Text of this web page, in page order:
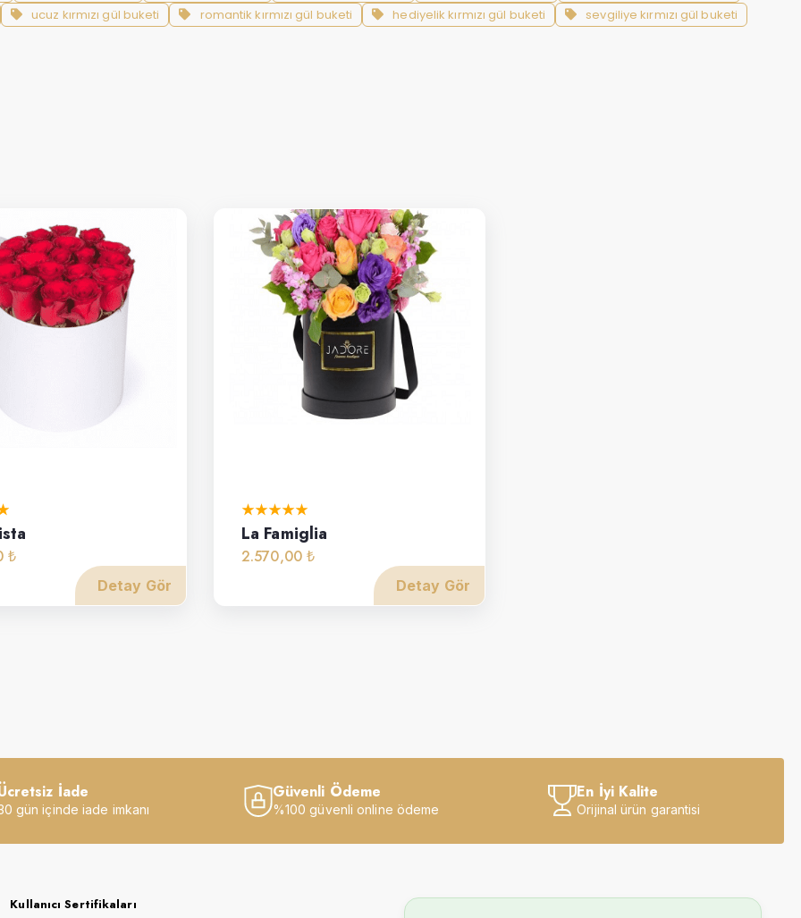
ucuz kırmızı gül buketi romantik kırmızı gül buketi hediyelik kırmızı gül buketi
sevgiliye kırmızı gül buketi
₺
Detay Gör
La Famiglia
2.570,00 ₺
Detay Gör
İade
gün içinde iade imkanı
Güvenli Ödeme
%100 güvenli online ödeme
En İyi Kalite
Orijinal ürün garantisi
Kullanıcı Sertifikaları